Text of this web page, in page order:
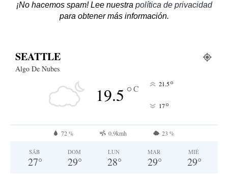
¡No hacemos spam! Lee nuestra política de privacidad
para obtener más información.
SEATTLE
Algo De Nubes
19.5°C 21.5°
17°
72 % 0.9kmh 23 %
SÁB
27°
DOM
29°
LUN
28°
MAR
29°
MIÉ
29°